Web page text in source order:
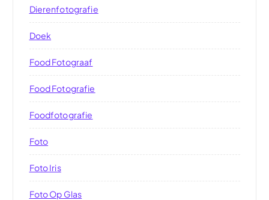
Dierenfotografie
Doek
Food Fotograaf
Food Fotografie
Foodfotografie
Foto
Foto Iris
Foto Op Glas